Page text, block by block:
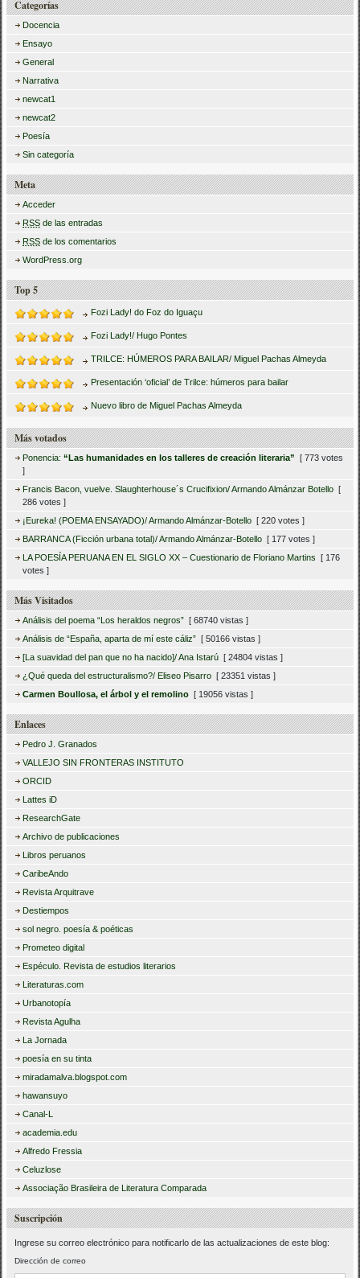
Categorías
Docencia
Ensayo
General
Narrativa
newcat1
newcat2
Poesía
Sin categoría
Meta
Acceder
RSS de las entradas
RSS de los comentarios
WordPress.org
Top 5
Fozi Lady! do Foz do Iguaçu
Fozi Lady!/ Hugo Pontes
TRILCE: HÚMEROS PARA BAILAR/ Miguel Pachas Almeyda
Presentación ‘oficial’ de Trilce: húmeros para bailar
Nuevo libro de Miguel Pachas Almeyda
Más votados
Ponencia:“Las humanidades en los talleres de creación literaria” [ 773 votes
]
Francis Bacon, vuelve. Slaughterhouse´s Crucifixion/ Armando Almánzar Botello [
286 votes ]
¡Eureka! (POEMA ENSAYADO)/ Armando Almánzar-Botello [ 220 votes ]
BARRANCA (Ficción urbana total)/ Armando Almánzar-Botello [ 177 votes ]
LA POESÍA PERUANA EN EL SIGLO XX – Cuestionario de Floriano Martins [ 176
votes ]
Más Visitados
Análisis del poema “Los heraldos negros” [ 68740 vistas ]
Análisis de “España, aparta de mí este cáliz” [ 50166 vistas ]
[La suavidad del pan que no ha nacido]/ Ana Istarú [ 24804 vistas ]
¿Qué queda del estructuralismo?/ Eliseo Pisarro [ 23351 vistas ]
Carmen Boullosa, el árbol y el remolino [ 19056 vistas ]
Enlaces
Pedro J. Granados
VALLEJO SIN FRONTERAS INSTITUTO
ORCID
Lattes iD
ResearchGate
Archivo de publicaciones
Libros peruanos
CaribeAndo
Revista Arquitrave
Destiempos
sol negro. poesía & poéticas
Prometeo digital
Espéculo. Revista de estudios literarios
Literaturas.com
Urbanotopía
Revista Agulha
La Jornada
poesía en su tinta
miradamalva.blogspot.com
hawansuyo
Canal-L
academia.edu
Alfredo Fressia
Celuzlose
Associação Brasileira de Literatura Comparada
Suscripción
Ingrese su correo electrónico para notificarlo de las actualizaciones de este blog:
Dirección de correo
Dirección